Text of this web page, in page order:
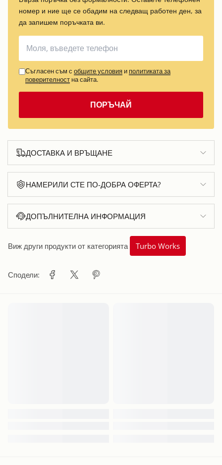
номер и ние ще се обадим на следващ работен ден, за
да запишем поръчката ви.
Съгласен съм с общите условия и политиката за
поверителност на сайта.
ПОРЪЧАЙ
ДОСТАВКА И ВРЪЩАНЕ
НАМЕРИЛИ СТЕ ПО-ДОБРА ОФЕРТА?
ДОПЪЛНИТЕЛНА ИНФОРМАЦИЯ
Виж други продукти от категорията Turbo Works
Сподели: